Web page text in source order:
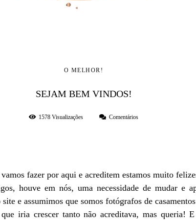
O MELHOR!
SEJAM BEM VINDOS!
1578 Visualizações Comentários
fazer por aqui e acreditem estamos muito
houve em nós, uma necessidade de mudar e
e assumimos que somos fotógrafos de
iria crescer tanto não acreditava, mas queria!